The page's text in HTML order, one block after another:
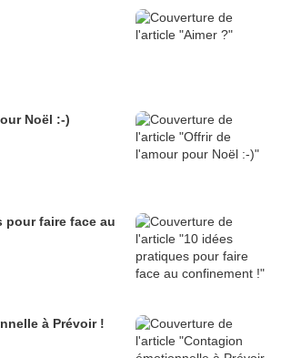
Noël :-)
pour faire face au
à Prévoir !